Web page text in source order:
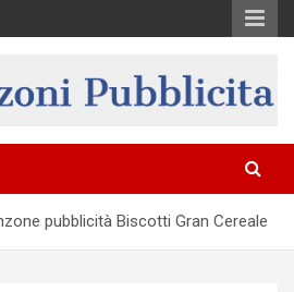
pubblicità Biscotti Gran Cereale